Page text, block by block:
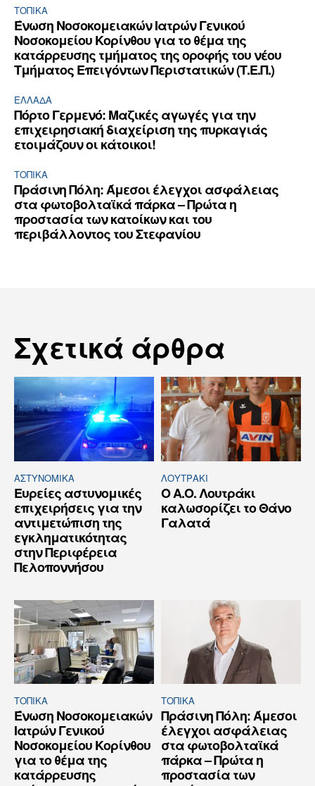
ΤΟΠΙΚΑ
Ένωση Νοσοκομειακών Ιατρών Γενικού
Νοσοκομείου Κορίνθου για το θέμα της
κατάρρευσης τμήματος της οροφής του νέου
Τμήματος Επειγόντων Περιστατικών (Τ.Ε.Π.)
ΕΛΛΆΔΑ
Πόρτο Γερμενό: Μαζικές αγωγές για την
επιχειρησιακή διαχείριση της πυρκαγιάς
ετοιμάζουν οι κάτοικοι!
ΤΟΠΙΚΑ
Πράσινη Πόλη: Άμεσοι έλεγχοι ασφάλειας
στα φωτοβολταϊκά πάρκα – Πρώτα η
προστασία των κατοίκων και του
περιβάλλοντος του Στεφανίου
Σχετικά άρθρα
ΑΣΤΥΝΟΜΙΚΆ
Ευρείες αστυνομικές
επιχειρήσεις για την
αντιμετώπιση της
εγκληματικότητας
στην Περιφέρεια
Πελοποννήσου
ΛΟΥΤΡΆΚΙ
Ο Α.Ο. Λουτράκι
καλωσορίζει το Θάνο
Γαλατά
ΤΟΠΙΚΑ
Ένωση Νοσοκομειακών
Ιατρών Γενικού
Νοσοκομείου Κορίνθου
για το θέμα της
κατάρρευσης
ΤΟΠΙΚΑ
Πράσινη Πόλη: Άμεσοι
έλεγχοι ασφάλειας
στα φωτοβολταϊκά
πάρκα – Πρώτα η
προστασία των